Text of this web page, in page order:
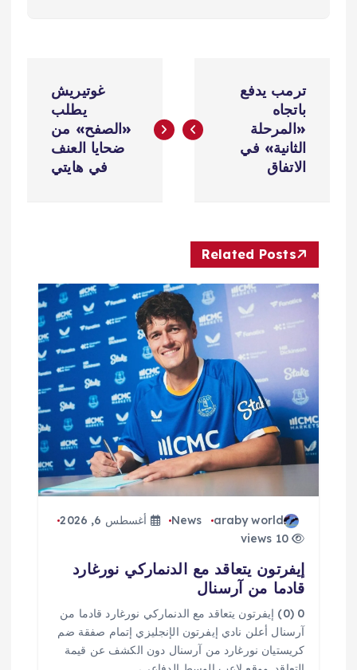
ص
م
ت
ترمب يدفع
باتجاه
«المرحلة
الثانية» في
الاتفاق
غوتيريش
يطلب
«الصفح» من
ضحايا العنف
في هايتي
Related Posts
araby world
News
أغسطس 6, 2026
10 views
إيفرتون يتعاقد مع الدنماركي نورغارد
قادما من آرسنال
0 (0) إيفرتون يتعاقد مع الدنماركي نورغارد قادما من
آرسنال أعلن نادي إيفرتون الإنجليزي إتمام صفقة ضم
كريستيان نورغارد من آرسنال دون الكشف عن قيمة